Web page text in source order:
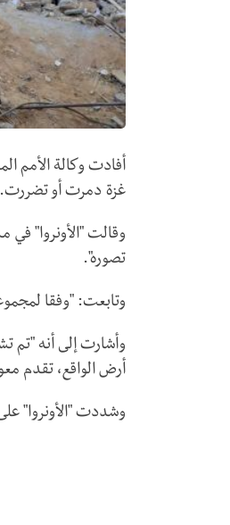
غزة دمرت أو تضررت.
وقالت "الأونروا" في
تصوره".
وتابعت: "وفقا لمجموعة
وأشارت إلى أنه "تم
أرض الواقع، تقدم
وشددت "الأونروا"